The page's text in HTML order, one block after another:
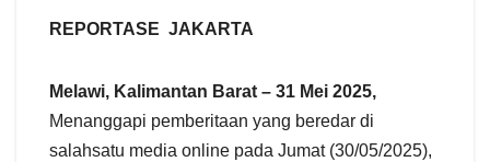
a
REPORTASE JAKARTA
Melawi, Kalimantan Barat – 31 Mei 2025,
Menanggapi pemberitaan yang beredar di
salahsatu media online pada Jumat (30/05/2025),